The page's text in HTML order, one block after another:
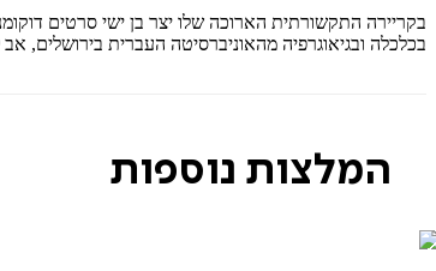
בכלכלה ובגיאוגרפיה מהאוניברסיטה העברית בירושלים,
המלצות נוספות